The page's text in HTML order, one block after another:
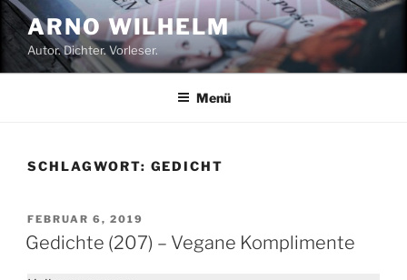
Zum
Inhalt
springen
ARNO WILHELM
Autor. Dichter. Vorleser.
Menü
SCHLAGWORT: GEDICHT
VERÖFFENTLICHT
AM
FEBRUAR 6, 2019
Gedichte (207) – Vegane Komplimente